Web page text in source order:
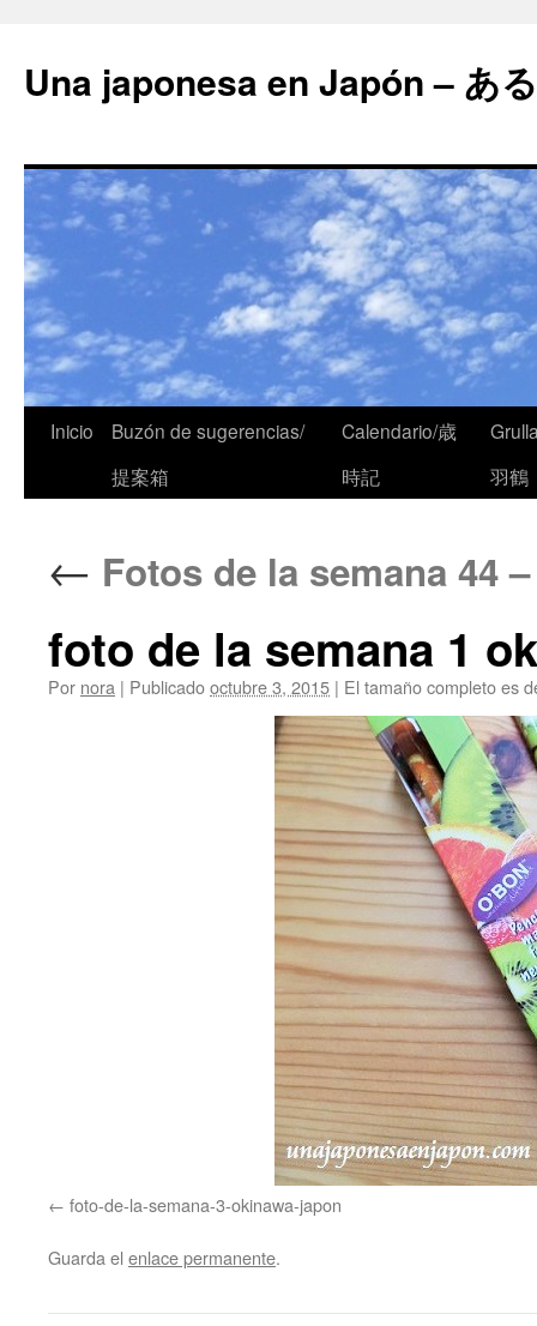
Una japonesa en Japón – あ
Inicio
Buzón de sugerencias/
提案箱
Calendario/歳
時記
羽鶴
← Fotos de la semana 44
foto de la semana 1
Por nora | Publicadooctubre 3, 2015 | El tamaño completo es
foto-de-la-semana-3-okinawa-japon
Guarda el enlace permanente.